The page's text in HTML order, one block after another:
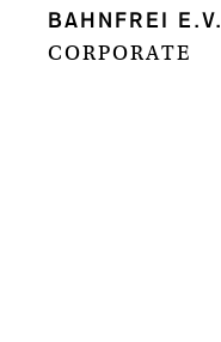
BAHNFREI E.V.
CORPORATE